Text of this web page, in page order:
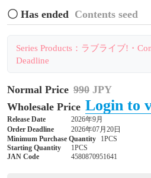
〇 Has ended Contents seed
Series Products：ラブライブ!・
Deadline
Normal Price 990 JPY
Wholesale Price Login to
Release Date
2026年9月
Order Deadline
2026年07月20日
Minimum Purchase Quantity
1PCS
Starting Quantity
1PCS
JAN Code
4580870951641